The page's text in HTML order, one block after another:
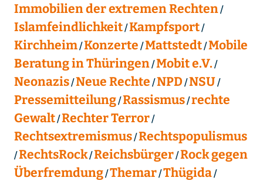
Immobilien der extremen Rechten
Islamfeindlichkeit Kampfsport
Kirchheim Konzerte Mattstedt Mobile
Beratung in Thüringen Mobit e.V.
Neonazis Neue Rechte NPD NSU
Pressemitteilung Rassismus rechte
Gewalt Rechter Terror
Rechtsextremismus Rechtspopulismus
RechtsRock Reichsbürger Rock gegen
Überfremdung Themar Thügida